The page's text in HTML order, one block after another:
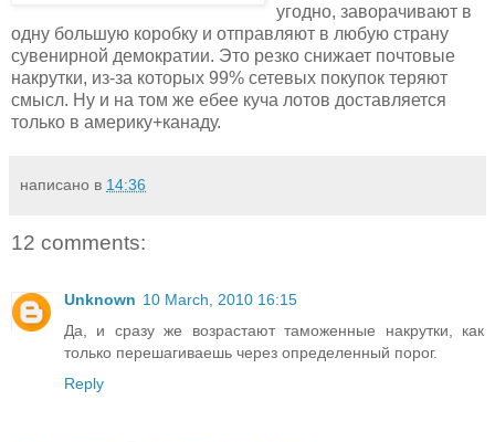
угодно, заворачивают в
одну большую коробку и отправляют в любую страну
сувенирной демократии. Это резко снижает почтовые
накрутки, из-за которых 99% сетевых покупок теряют
смысл. Ну и на том же ебее куча лотов доставляется
только в америку+канаду.
написано в 14:36
12 comments:
Unknown 10 March, 2010 16:15
Да, и сразу же возрастают таможенные накрутки, как
только перешагиваешь через определенный порог.
Reply